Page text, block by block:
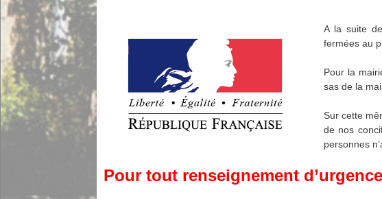
A la suite
fermées au
Pour la
sas de la
Sur cette
de nos
personnes
Pour tout renseignement